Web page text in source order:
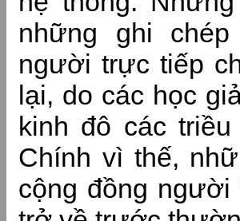
những ghi
người trực tiếp
lại, do các học
kinh đô các
Chính vì thế,
cộng đồng